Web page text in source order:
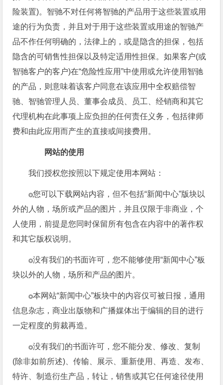
险装置)。智驰不对任何将智驰的产品用于这些装置或用
途的行为负责，并且对于用于这些装置或用途的智驰产
品不作任何明确的，法律上的，或是隐含的担保，包括
隐含的可销售性担保以及特定适用性担保。如果客户(或
智驰客户的客户)在“危险性应用”中使用或允许使用智驰
的产品，则意味着该客户同意在该应用中全权赔偿智
驰、智驰管理人员、董事会成员、员工、经销商和其它
代理机构在此事项上应负担的任何责任义务，包括律师
费和由此应用而产生的直接或间接费用。
网站的使用
我们授权您按照以下规定使用本网站：
◎您可以下载网站内容，但不包括“新闻中心”版块以
外的人物，场所或产品的图片，并且仅限于非商业，个
人使用，前提是您同时保留所有包含在内容中的著作权
和其它版权说明。
◎没有我们的书面许可，您不能够使用“新闻中心”板
块以外的人物，场所和产品的图片。
◎本网站“新闻中心”板块中的内容仅可被日报，通用
信息杂志，商业出版物和广播媒体出于编辑的目的进行
一定程度的剪裁再造。
◎没有我们的书面许可，您不能分发、修改、复制
(除非如前所述)、传输、展示、重新使用、再造、发布、
特许、制造衍生产品，转让，销售或其它任何途径使用